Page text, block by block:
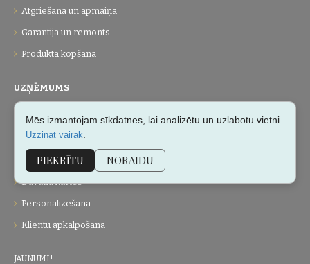
Atgriešana un apmaiņa
Garantija un remonts
Produkta kopšana
UZŅĒMUMS
Par mums
Kontakti
Vietnes karte
Dāvanu kartes
Personalizēšana
Klientu apkalpošana
JAUNUMI!
Mēs izmantojam sīkdatnes, lai analizētu un uzlabotu vietni.
Uzzināt vairāk
PIEKRĪTU NORAIDU